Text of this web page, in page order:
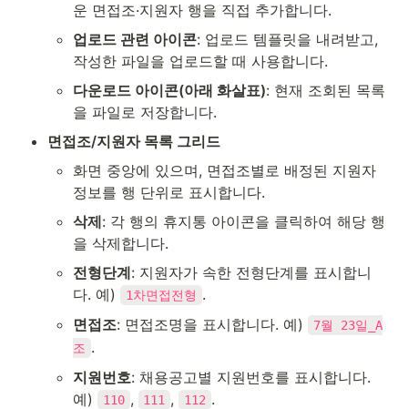
운 면접조·지원자 행을 직접 추가합니다.
업로드 관련 아이콘: 업로드 템플릿을 내려받고,
작성한 파일을 업로드할 때 사용합니다.
다운로드 아이콘(아래 화살표): 현재 조회된 목록
을 파일로 저장합니다.
면접조/지원자 목록 그리드
화면 중앙에 있으며, 면접조별로 배정된 지원자
정보를 행 단위로 표시합니다.
삭제: 각 행의 휴지통 아이콘을 클릭하여 해당 행
을 삭제합니다.
전형단계: 지원자가 속한 전형단계를 표시합니
다. 예)
1차면접전형 .
면접조: 면접조명을 표시합니다. 예)
7월 23일_A
조 .
지원번호: 채용공고별 지원번호를 표시합니다.
예)
110 , 111 , 112 .